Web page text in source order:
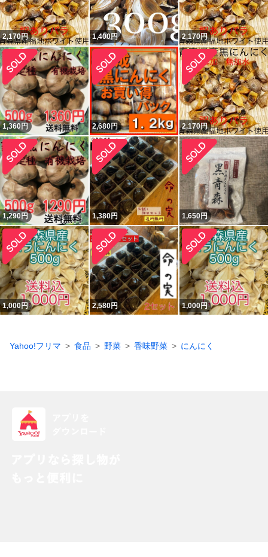
2,170円 1,400円 2,170円
1,360円 2,680円 2,170円
1,290円 1,380円 1,650円
1,000円 2,580円 1,000円
Yahoo!フリマ 食品 野菜 香味野菜 にんにく